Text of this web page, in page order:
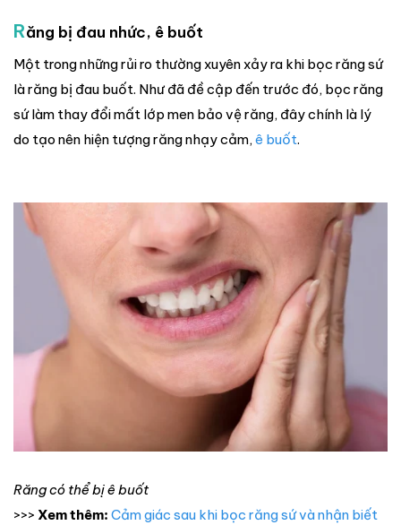
Răng bị đau nhức, ê buốt
Một trong những rủi ro thường xuyên xảy ra khi bọc răng sứ
là răng bị đau buốt. Như đã đề cập đến trước đó, bọc răng
sứ làm thay đổi mất lớp men bảo vệ răng, đây chính là lý
do tạo nên hiện tượng răng nhạy cảm, ê buốt.
Răng có thể bị ê buốt
>>> Xem thêm: Cảm giác sau khi bọc răng sứ và nhận biết